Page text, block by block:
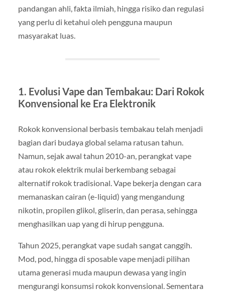
pandangan ahli, fakta ilmiah, hingga risiko dan regulasi
yang perlu di ketahui oleh pengguna maupun
masyarakat luas.
1. Evolusi Vape dan Tembakau: Dari Rokok
Konvensional ke Era Elektronik
Rokok konvensional berbasis tembakau telah menjadi
bagian dari budaya global selama ratusan tahun.
Namun, sejak awal tahun 2010-an, perangkat vape
atau rokok elektrik mulai berkembang sebagai
alternatif rokok tradisional. Vape bekerja dengan cara
memanaskan cairan (e-liquid) yang mengandung
nikotin, propilen glikol, gliserin, dan perasa, sehingga
menghasilkan uap yang di hirup pengguna.
Tahun 2025, perangkat vape sudah sangat canggih.
Mod, pod, hingga di sposable vape menjadi pilihan
utama generasi muda maupun dewasa yang ingin
mengurangi konsumsi rokok konvensional. Sementara